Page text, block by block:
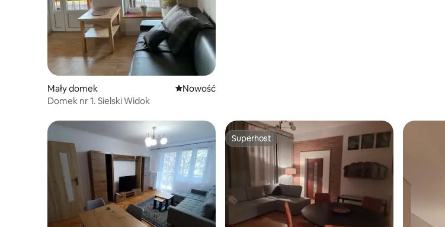
Mały domek Nowe miejsce pobytu
Nowość
Domek nr 1. Sielski Widok
Superhost
Superhost